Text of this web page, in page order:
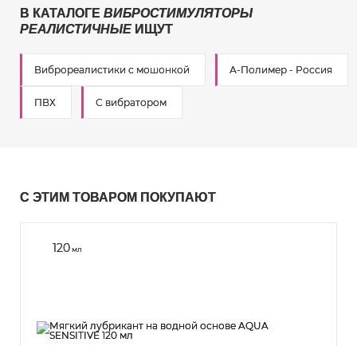
В КАТАЛОГЕ ВИБРОСТИМУЛЯТОРЫ
РЕАЛИСТИЧНЫЕ ИЩУТ
Виброреалистики с мошонкой А-Полимер - Россия
ПВХ С вибратором
С ЭТИМ ТОВАРОМ ПОКУПАЮТ
120мл